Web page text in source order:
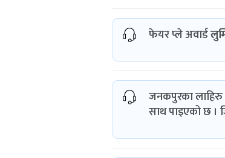
फेयर प्ले अवार्ड
जनकपुरका लाहिरु
साथ पाइएको छ ।